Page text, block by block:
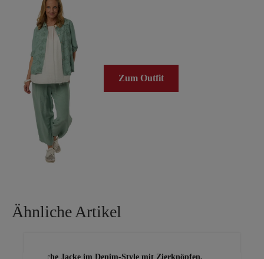
Zum Outfit
Ähnliche Artikel
Weiche Jacke im Denim-Style mit Zierknöpfen,